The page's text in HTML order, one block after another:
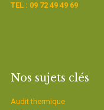
TEL : 09 72 49 49 69
Nos sujets clés
Audit thermique